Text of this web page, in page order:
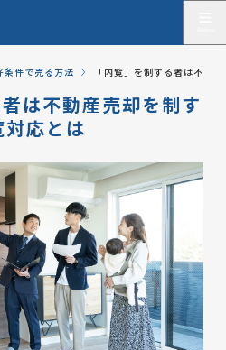
条件で売る方法 「内覧」を制する者は不動
は不動産売却を制す
応とは